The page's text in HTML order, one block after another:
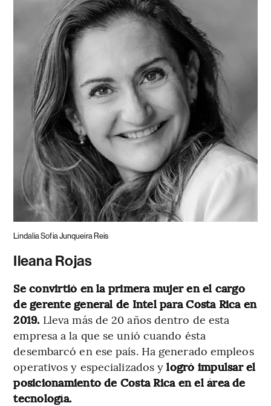
Lindalia Sofia Junqueira Reis
Ileana Rojas
Se convirtió en la primera mujer en el cargo
de gerente general de Intel para Costa Rica en
2019. Lleva más de 20 años dentro de esta
empresa a la que se unió cuando ésta
desembarcó en ese país. Ha generado empleos
operativos y especializados ylogró impulsar el
posicionamiento de Costa Rica en el área de
tecnología.